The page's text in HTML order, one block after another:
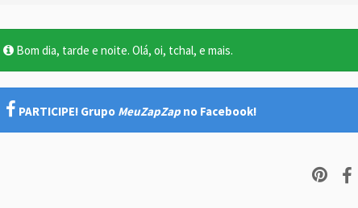
Bom dia, tarde e noite. Olá, oi, tchal, e mais.
PARTICIPE! Grupo MeuZapZap no Facebook!